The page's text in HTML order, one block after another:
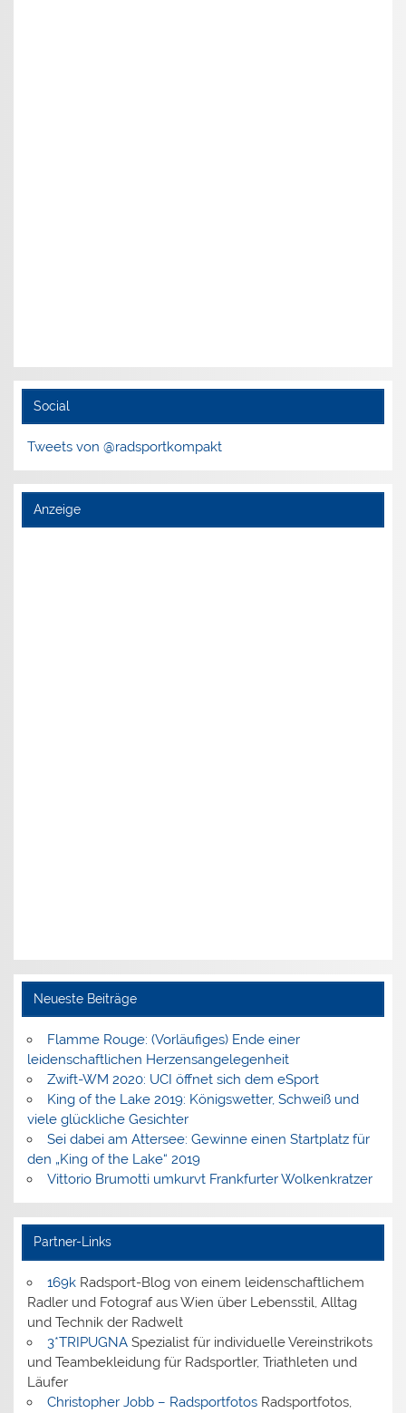
Social
Tweets von @radsportkompakt
Anzeige
Neueste Beiträge
Flamme Rouge: (Vorläufiges) Ende einer
leidenschaftlichen Herzensangelegenheit
Zwift-WM 2020: UCI öffnet sich dem eSport
King of the Lake 2019: Königswetter, Schweiß und
viele glückliche Gesichter
Sei dabei am Attersee: Gewinne einen Startplatz für
den „King of the Lake“ 2019
Vittorio Brumotti umkurvt Frankfurter Wolkenkratzer
Partner-Links
169kRadsport-Blog von einem leidenschaftlichem
Radler und Fotograf aus Wien über Lebensstil, Alltag
und Technik der Radwelt
3*TRIPUGNASpezialist für individuelle Vereinstrikots
und Teambekleidung für Radsportler, Triathleten und
Läufer
Christopher Jobb – RadsportfotosRadsportfotos,